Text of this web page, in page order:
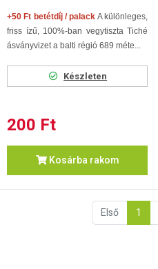
+50 Ft betétdíj / palack A különleges,
friss ízű, 100%-ban vegytiszta Tiché
ásványvizet a balti régió 689 méte...
Készleten
200 Ft
Kosárba rakom
Első 1